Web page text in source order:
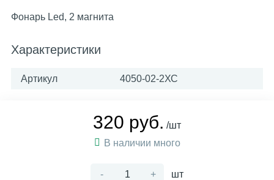
Фонарь Led, 2 магнита
Характеристики
Артикул 4050-02-2ХС
320 руб. /шт
В наличии много
- + шт